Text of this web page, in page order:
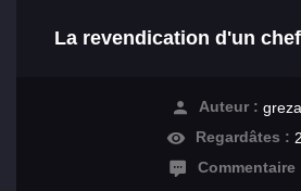
La revendication d'un
Auteur :
Regardâtes :
Commentaire